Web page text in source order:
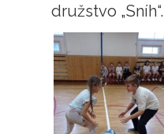
družstvo „Sníh“.